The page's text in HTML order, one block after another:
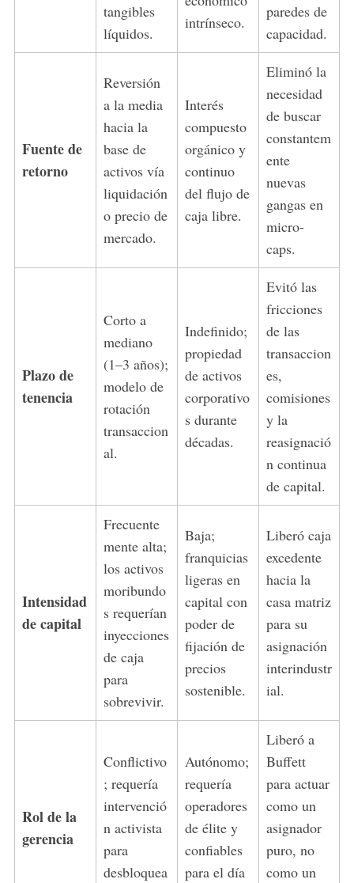
tangibles
líquidos.
intrínseco.
paredes de
capacidad.
Fuente de
retorno
Reversión
a la media
hacia la
base de
activos vía
liquidación
o precio de
mercado.
Interés
compuesto
orgánico y
continuo
del flujo de
caja libre.
Eliminó la
necesidad
de buscar
constantem
ente
nuevas
gangas en
micro-
caps.
Plazo de
tenencia
Corto a
mediano
(1–3 años);
modelo de
rotación
transaccion
al.
Indefinido;
propiedad
de activos
corporativo
s durante
décadas.
Evitó las
fricciones
de las
transaccion
es,
comisiones
y la
reasignació
n continua
de capital.
Intensidad
de capital
Frecuente
mente alta;
los activos
moribundo
s requerían
inyecciones
de caja
para
sobrevivir.
Baja;
franquicias
ligeras en
capital con
poder de
fijación de
precios
sostenible.
Liberó caja
excedente
hacia la
casa matriz
para su
asignación
interindustr
ial.
Rol de la
gerencia
Conflictivo
; requería
intervenció
n activista
para
desbloquea
Autónomo;
requería
operadores
de élite y
confiables
para el día
Liberó a
Buffett
para actuar
como un
asignador
puro, no
como un